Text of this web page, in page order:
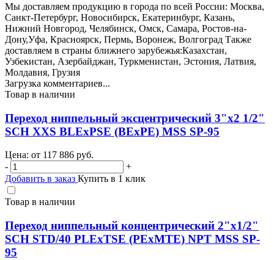
Мы доставляем продукцию в города по всей России: Москва,
Санкт-Петербург, Новосибирск, Екатеринбург, Казань,
Нижний Новгород, Челябинск, Омск, Самара, Ростов-на-
Дону,Уфа, Красноярск, Пермь, Воронеж, Волгоград Также
доставляем в страны ближнего зарубежья:Казахстан,
Узбекистан, Азербайджан, Туркменистан, Эстония, Латвия,
Молдавия, Грузия
Загрузка комментариев...
Товар в наличии
Переход ниппельный эксцентрический 3"х2 1/2"
SCH XXS BLEхPSE (BEхPE) MSS SP-95
Цена: от 117 886 руб.
-
+
Добавить в заказ Купить в 1 клик
Товар в наличии
Переход ниппельный концентрический 2"х1/2"
SCH STD/40 PLEхTSE (PEхMTE) NPT MSS SP-
95